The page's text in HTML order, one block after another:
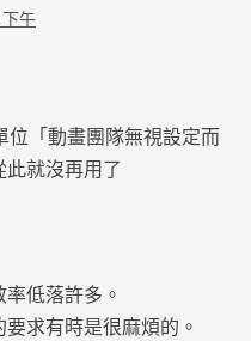
午
位「動畫團隊無視設定而
就沒再用了
低落許多。
求有時是很麻煩的。